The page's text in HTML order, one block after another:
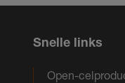
Snelle links
Open-